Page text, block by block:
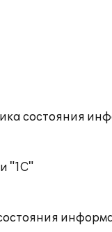
состояния
"1С"